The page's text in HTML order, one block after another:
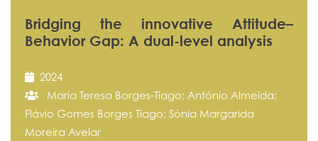
Bridging the innovative Attitude–
Behavior Gap: A dual-level analysis
2024
Maria Teresa Borges-Tiago; António Almeida;
Flávio Gomes Borges Tiago; Sónia Margarida
Moreira Avelar